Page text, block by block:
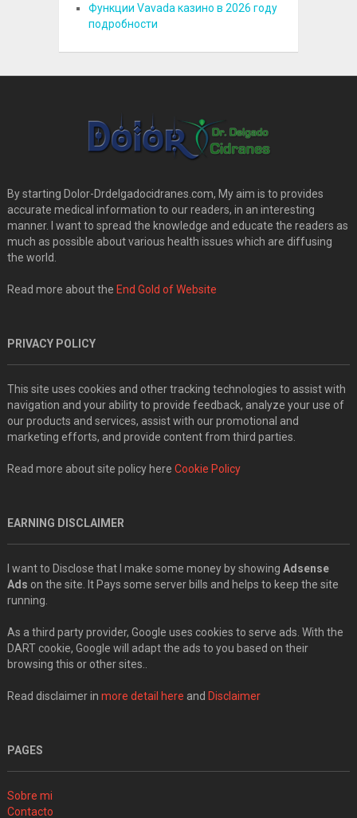
Функции Vavada казино в 2026 году
подробности
By starting Dolor-Drdelgadocidranes.com, My aim is to provides
accurate medical information to our readers, in an interesting
manner. I want to spread the knowledge and educate the readers as
much as possible about various health issues which are diffusing
the world.
Read more about the End Gold of Website
PRIVACY POLICY
This site uses cookies and other tracking technologies to assist with
navigation and your ability to provide feedback, analyze your use of
our products and services, assist with our promotional and
marketing efforts, and provide content from third parties.
Read more about site policy here Cookie Policy
EARNING DISCLAIMER
I want to Disclose that I make some money by showing Adsense
Ads on the site. It Pays some server bills and helps to keep the site
running.
As a third party provider, Google uses cookies to serve ads. With the
DART cookie, Google will adapt the ads to you based on their
browsing this or other sites..
Read disclaimer in more detail here and Disclaimer
PAGES
Sobre mi
Contacto